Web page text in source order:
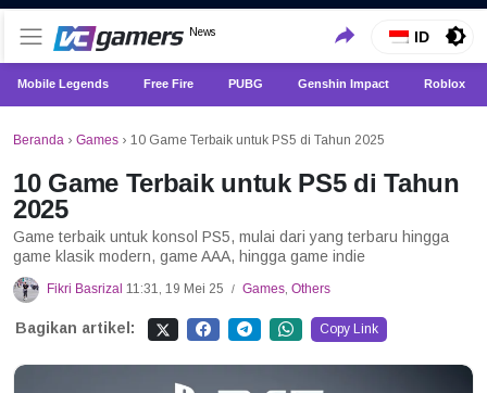
VCGamers News
News
Dapatkan Berita Games Terbaru Hanya di VCGamers
ID
Mobile Legends Free Fire PUBG Genshin Impact Roblox
Beranda › Games › 10 Game Terbaik untuk PS5 di Tahun 2025
10 Game Terbaik untuk PS5 di Tahun
2025
Game terbaik untuk konsol PS5, mulai dari yang terbaru hingga
game klasik modern, game AAA, hingga game indie
Fikri Basrizal 11:31, 19 Mei 25 / Games, Others
Bagikan artikel: Copy Link